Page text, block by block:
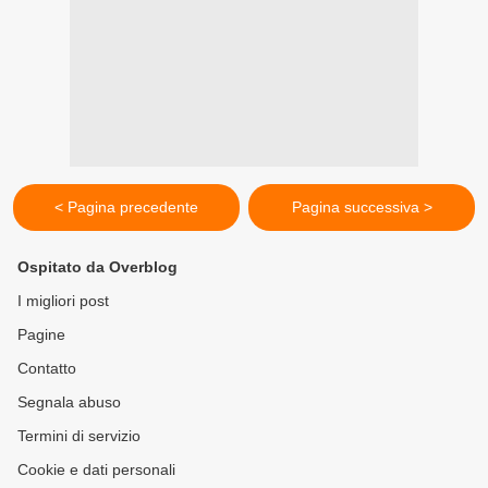
< Pagina precedente Pagina successiva >
Ospitato da Overblog
I migliori post
Pagine
Contatto
Segnala abuso
Termini di servizio
Cookie e dati personali